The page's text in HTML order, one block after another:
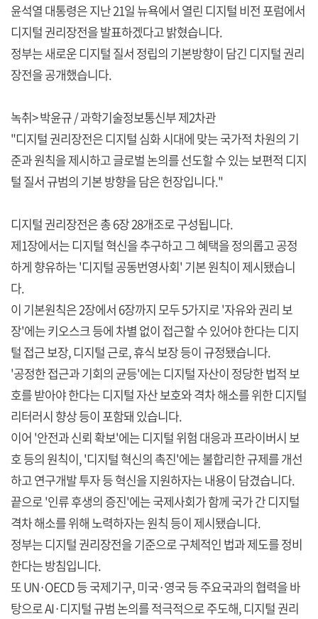
윤석열 대통령은 지난 21일 뉴욕에서 열린 디지털 비전 포럼에서
디지털 권리장전을 발표하겠다고 밝혔습니다.
정부는 새로운 디지털 질서 정립의 기본방향이 담긴 디지털 권리
장전을 공개했습니다.
녹취> 박윤규 / 과학기술정보통신부 제2차관
"디지털 권리장전은 디지털 심화 시대에 맞는 국가적 차원의 기
준과 원칙을 제시하고 글로벌 논의를 선도할 수 있는 보편적 디지
털 질서 규범의 기본 방향을 담은 헌장입니다."
디지털 권리장전은 총 6장 28개조로 구성됩니다.
제1장에서는 디지털 혁신을 추구하고 그 혜택을 정의롭고 공정
하게 향유하는 '디지털 공동번영사회' 기본 원칙이 제시됐습니
다.
이 기본원칙은 2장에서 6장까지 모두 5가지로 '자유와 권리 보
장'에는 키오스크 등에 차별 없이 접근할 수 있어야 한다는 디지
털 접근 보장, 디지털 근로, 휴식 보장 등이 규정됐습니다.
'공정한 접근과 기회의 균등'에는 디지털 자산이 정당한 법적 보
호를 받아야 한다는 디지털 자산 보호와 격차 해소를 위한 디지털
리터러시 향상 등이 포함돼 있습니다.
이어 '안전과 신뢰 확보'에는 디지털 위험 대응과 프라이버시 보
호 등의 원칙이, '디지털 혁신의 촉진'에는 불합리한 규제를 개선
하고 연구개발 투자 등 혁신을 지원하자는 내용이 담겼습니다.
끝으로 '인류 후생의 증진'에는 국제사회가 함께 국가 간 디지털
격차 해소를 위해 노력하자는 원칙 등이 제시됐습니다.
정부는 디지털 권리장전을 기준으로 구체적인 법과 제도를 정비
한다는 방침입니다.
또 UN·OECD 등 국제기구, 미국·영국 등 주요국과의 협력을 바
탕으로 AI·디지털 규범 논의를 적극적으로 주도해, 디지털 권리